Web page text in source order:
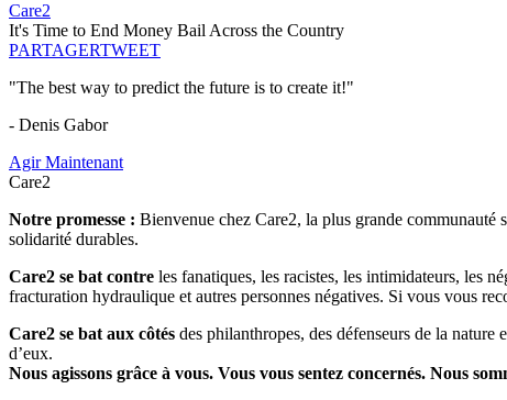
Care2
It's Time to End Money Bail Across the Country
PARTAGERTWEET
"The best way to predict the future is to create it!"
- Denis Gabor
Agir Maintenant
Care2
Notre promesse : Bienvenue chez Care2, la plus grande
solidarité durables.
Care2 se bat contre les fanatiques, les racistes, les intimidateurs, les
fracturation hydraulique et autres personnes négatives. Si vous vous
Care2 se bat aux côtés des philanthropes, des défenseurs de la
d’eux.
Nous agissons grâce à vous. Vous vous sentez concernés. Nous